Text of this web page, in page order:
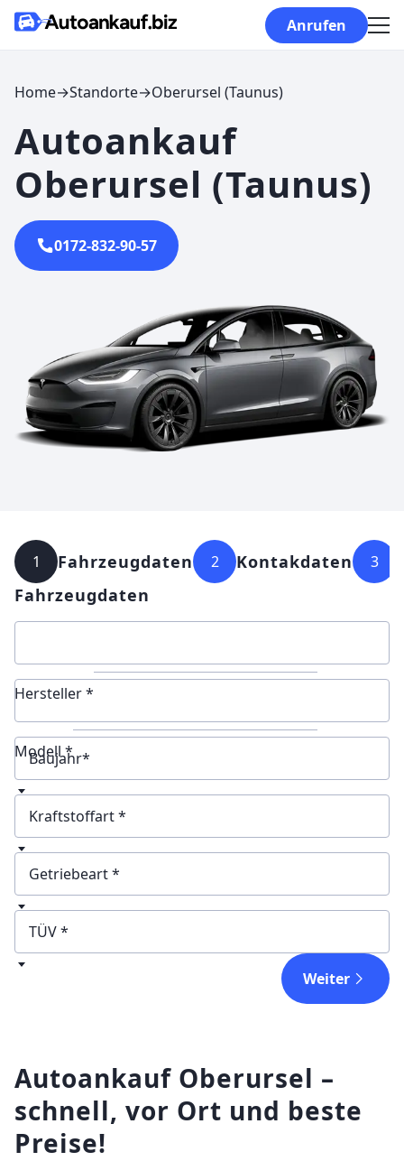
Skip to content
Anrufen
Home→Standorte→Oberursel (Taunus)
Autoankauf
Oberursel (Taunus)
0172-832-90-57
1 Fahrzeugdaten 2 Kontakdaten 3
Fahrzeugdaten
Hersteller *
Modell *
Baujahr
Kraftstoffart
Getriebeart
Weiter
Autoankauf Oberursel –
schnell, vor Ort und beste
Preise!